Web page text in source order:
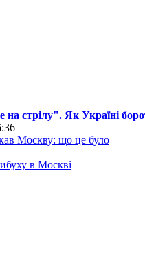
стрілу". Як Україні
Москву: що це було
в Москві